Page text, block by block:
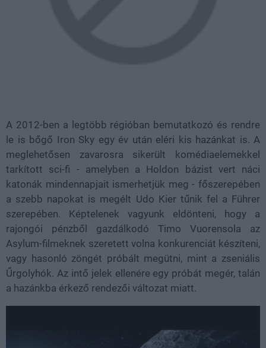
A 2012-ben a legtöbb régióban bemutatkozó és rendre
le is bőgő Iron Sky egy év után eléri kis hazánkat is. A
meglehetősen zavarosra sikerült komédiaelemekkel
tarkított sci-fi - amelyben a Holdon bázist vert náci
katonák mindennapjait ismerhetjük meg - főszerepében
a szebb napokat is megélt Udo Kier tűnik fel a Führer
szerepében. Képtelenek vagyunk eldönteni, hogy a
rajongói pénzből gazdálkodó Timo Vuorensola az
Asylum-filmeknek szeretett volna konkurenciát készíteni,
vagy hasonló zöngét próbált megütni, mint a zseniális
Űrgolyhók. Az intő jelek ellenére egy próbát megér, talán
a hazánkba érkező rendezői változat miatt.